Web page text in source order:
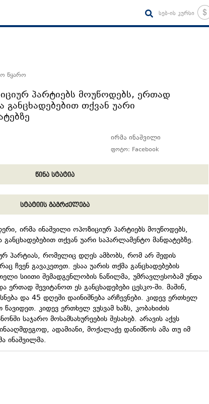
სებ-ის კურსი
წყარო
პარტიებს მოუწოდებს, ერთად
თქვან უარი
ირმა ინაშვილი
ფოტო: Facebook
წინა სტატია
სტატიის გაგრძელება
ირმა ინაშვილი ოპოზიციურ პარტიებს მოუწოდებს,
თქვან უარი საპარლამენტო მანდატებზე.
პარტიას, რომელიც დღეს ამბობს, რომ არ შედის
ჩვენ გავაკეთეთ. ესაა უარის თქმა განცხადებების
სიითი შემადგენლობის ნაწილმა, უმრავლესობამ უნდა
ერთად შევიტანოთ ეს განცხადებები ცესკო-ში. მაშინ,
და 45 დღეში დაინიშნება არჩევნები. კიდევ ერთხელ
კიდევ ერთხელ ვუსვამ ხაზს, კობახიძის
საჯარო მოსამსახურეების შესახებ. არავის აქვს
ადამიანი, მოქალაქე დანიშნოს ამა თუ იმ
ინაშვილმა.